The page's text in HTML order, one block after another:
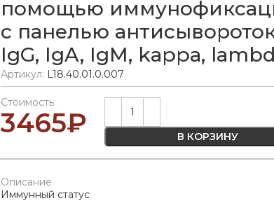
помощью
с панелью
IgG, IgA, IgM, kappa,
Артикул: L18.40.01.0.007
Стоимость
3465₽ В КОРЗИНУ
Alternative:
Описание
Иммунный статус